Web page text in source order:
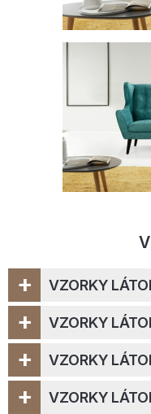
VZORKY
+
VZORKY
+
VZORKY
+
VZORKY
+